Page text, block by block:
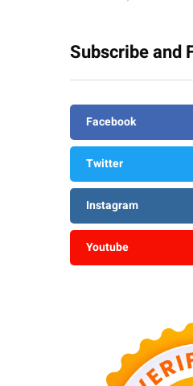
Subscribe and
Facebook
Twitter
Instagram
Youtube